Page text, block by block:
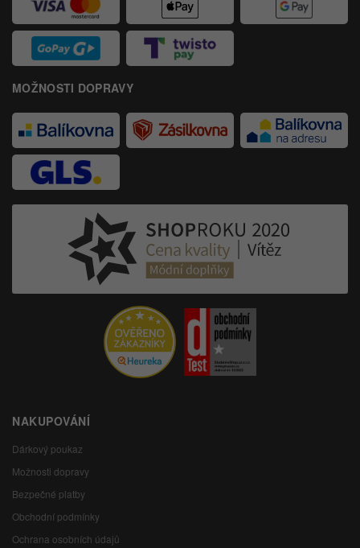
MOŽNOSTI DOPRAVY
NAKUPOVÁNÍ
Dárkový poukaz
Možnosti dopravy
Bezpečné platby
Obchodní podmínky
Ochrana osobních údajů